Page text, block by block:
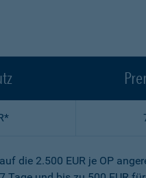
die 2.500 EUR je OP